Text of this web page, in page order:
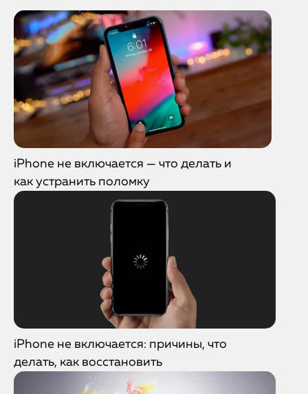
iPhone не включается — что делать и
как устранить поломку
iPhone не включается: причины, что
делать, как восстановить